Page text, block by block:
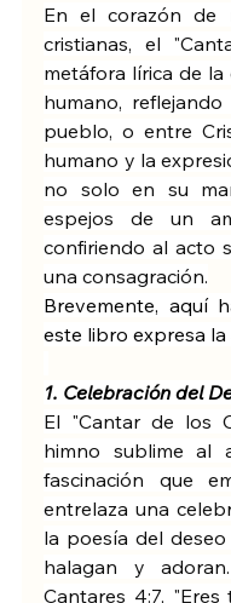
En el corazón de
cristianas, el
metáfora lírica de
humano,
pueblo, o entre
humano y la
no solo en su
espejos de un
confiriendo al acto
una consagración.
Brevemente, aquí
este libro expresa
1. Celebración del
El "Cantar de los
himno sublime al
fascinación que
entrelaza una
la poesía del
halagan y
Cantares 4:7,